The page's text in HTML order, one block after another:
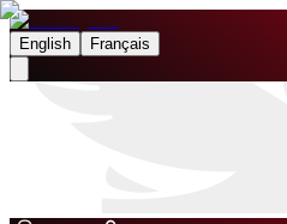
English Français